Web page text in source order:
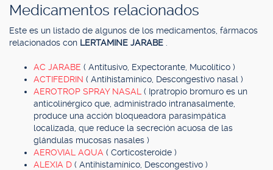
Medicamentos relacionados
Este es un listado de algunos de los medicamentos, fármacos
relacionados con LERTAMINE JARABE
AC JARABE ( Antitusivo, Expectorante, Mucolítico )
ACTIFEDRIN ( Antihistamínico, Descongestivo nasal )
AEROTROP SPRAY NASAL ( Ipratropio bromuro es un
anticolinérgico que, administrado intranasalmente,
produce una acción bloqueadora parasimpática
localizada, que reduce la secreción acuosa de las
glándulas mucosas nasales )
AEROVIAL AQUA ( Corticosteroide )
ALEXIA D ( Antihistamínico, Descongestivo )